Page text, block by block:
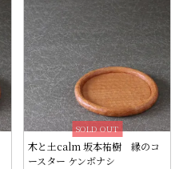
SOLD OUT
木と土calm 坂本祐樹 縁のコ
ースター ケンボナシ